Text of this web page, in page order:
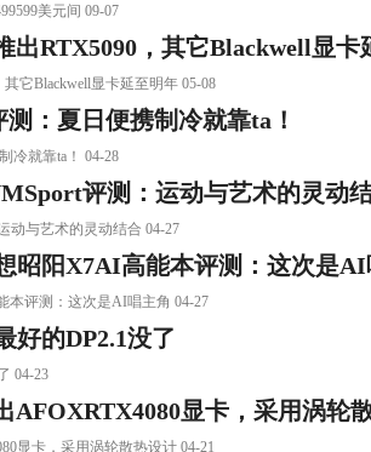
美元间 09-07
出RTX5090，其它Blackwell显卡
它Blackwell显卡延至明年 05-08
：夏日便携制冷就靠ta！
冷就靠ta！ 04-28
评测：运动与艺术的灵动
动与艺术的灵动结合 04-27
昭阳X7AI高能本评测：这次是AI
本评测：这次是AI唱主角 04-27
好的DP2.1没了
04-23
AFOXRTX4080显卡，采用涡轮
显卡，采用涡轮散热设计 04-21